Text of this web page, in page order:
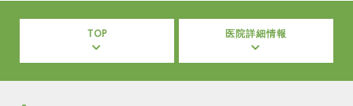
TOP 医院詳細情報